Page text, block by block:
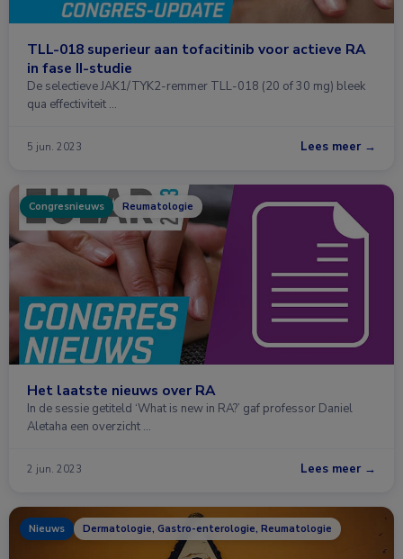
TLL-018 superieur aan tofacitinib voor actieve RA
in fase II-studie
De selectieve JAK1/TYK2-remmer TLL-018 (20 of 30 mg) bleek
qua effectiviteit …
5 jun. 2023 Lees meer →
Congresnieuws Reumatologie
Het laatste nieuws over RA
In de sessie getiteld ‘What is new in RA?’ gaf professor Daniel
Aletaha een overzicht …
2 jun. 2023 Lees meer →
Nieuws Dermatologie, Gastro-enterologie, Reumatologie